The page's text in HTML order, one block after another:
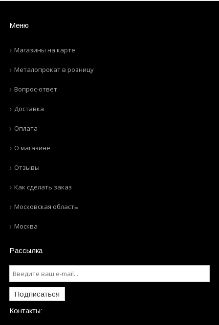
Меню
Магазины на карте
Металопрокат в розницу
Вопрос-ответ
Доставка
Оплата
О магазине
Отзывы
Как сделать заказ
Московская область
Москва
Рассылка
Подписаться
Контакты: